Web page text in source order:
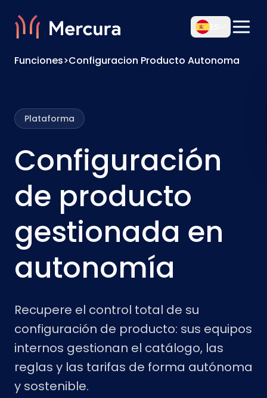
Funciones>Configuracion Producto Autonoma
Plataforma
Configuración
de producto
gestionada en
autonomía
Recupere el control total de su
configuración de producto: sus equipos
internos gestionan el catálogo, las
reglas y las tarifas de forma autónoma
y sostenible.